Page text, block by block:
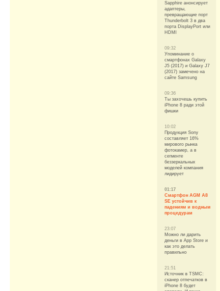
Sapphire анонсирует
адаптеры,
превращающие порт
Thunderbolt 3 в два
порта DisplayPort или
HDMI
09:32
Упоминание о
смартфонах Galaxy
J5 (2017) и Galaxy J7
(2017) замечено на
сайте Samsung
09:36
Ты захочешь купить
iPhone 8 ради этой
фишки
10:02
Продукция Sony
составляет 16%
мирового рынка
фотокамер, а в
сегменте
беззеркальных
моделей компания
лидирует
01:17
Смартфон AGM A8
SE устойчив к
падениям и водным
процедурам
23:07
Можно ли дарить
деньги в App Store и
как это делать
правильно
21:51
Источник в TSMC:
сканер отпечатков в
iPhone 8 будет